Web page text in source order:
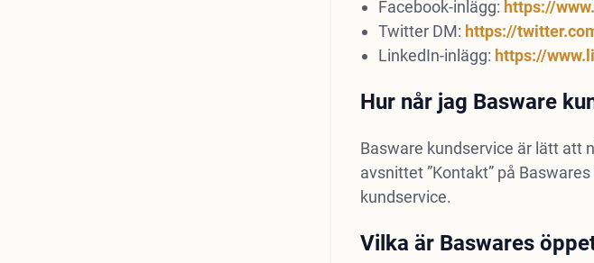
Facebook-inlägg: https://
Twitter DM: https://
LinkedIn-inlägg: https://
Hur når jag Basware
Basware kundservice är lätt att
avsnittet ”Kontakt” på
kundservice.
Vilka är Baswares